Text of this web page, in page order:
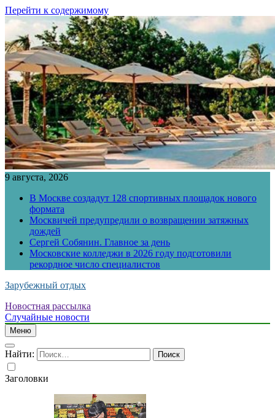
Перейти к содержимому
9 августа, 2026
В Москве создадут 128 спортивных площадок нового
формата
Москвичей предупредили о возвращении затяжных
дождей
Сергей Собянин. Главное за день
Московские колледжи в 2026 году подготовили
рекордное число специалистов
Зарубежный отдых
Новостная рассылка
Случайные новости
Меню
Найти:
Заголовки